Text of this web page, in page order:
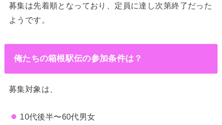
募集は先着順となっており、定員に達し次第終了だった
ようです。
俺たちの箱根駅伝の参加条件は？
募集対象は、
10代後半〜60代男女